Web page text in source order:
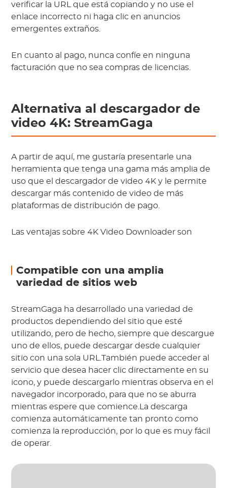
verificar la URL que está copiando y no use el
enlace incorrecto ni haga clic en anuncios
emergentes extraños.
En cuanto al pago, nunca confíe en ninguna
facturación que no sea compras de licencias.
Alternativa al descargador de
video 4K: StreamGaga
A partir de aquí, me gustaría presentarle una
herramienta que tenga una gama más amplia de
uso que el descargador de video 4K y le permite
descargar más contenido de video de más
plataformas de distribución de pago.
Las ventajas sobre 4K Video Downloader son
Compatible con una amplia
variedad de sitios web
StreamGaga ha desarrollado una variedad de
productos dependiendo del sitio que esté
utilizando, pero de hecho, siempre que descargue
uno de ellos, puede descargar desde cualquier
sitio con una sola URL.También puede acceder al
servicio que desea hacer clic directamente en su
icono, y puede descargarlo mientras observa en el
navegador incorporado, para que no se aburra
mientras espere que comience.La descarga
comienza automáticamente tan pronto como
comienza la reproducción, por lo que es muy fácil
de operar.